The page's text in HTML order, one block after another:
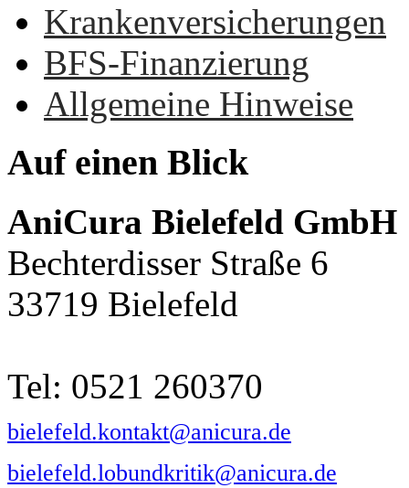
Krankenversicherungen
BFS-Finanzierung
Allgemeine Hinweise
Auf einen Blick
AniCura Bielefeld GmbH
Bechterdisser Straße 6
33719 Bielefeld
Tel: 0521 260370
bielefeld.kontakt@anicura.de
bielefeld.lobundkritik@anicura.de